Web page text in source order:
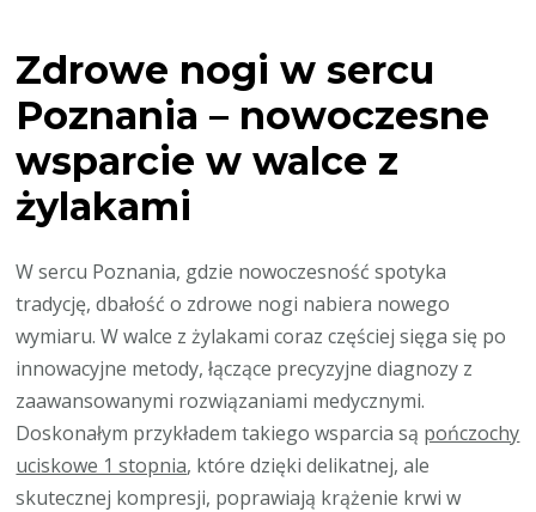
Zdrowe nogi w sercu
Poznania – nowoczesne
wsparcie w walce z
żylakami
W sercu Poznania, gdzie nowoczesność spotyka
tradycję, dbałość o zdrowe nogi nabiera nowego
wymiaru. W walce z żylakami coraz częściej sięga się po
innowacyjne metody, łączące precyzyjne diagnozy z
zaawansowanymi rozwiązaniami medycznymi.
Doskonałym przykładem takiego wsparcia są pończochy
uciskowe 1 stopnia, które dzięki delikatnej, ale
skutecznej kompresji, poprawiają krążenie krwi w